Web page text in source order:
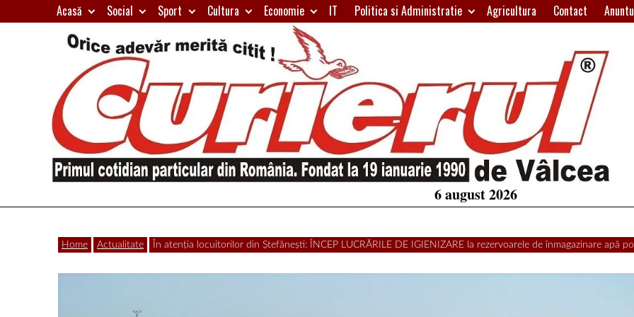
to
Acasă Social Sport Cultura Economie IT Politica si Administratie Agricultura Contact
Curierul
de
Primul
particular
din
6 august 2026
Home Actualitate În atenția locuitorilor din Ștefănești: ÎNCEP LUCRĂRILE DE IGIENIZARE la rezervoarele de înmagazinare apă